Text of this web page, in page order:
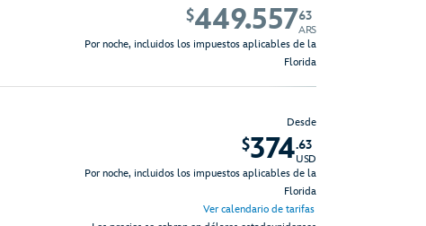
$449.55763
ARS
Por noche, incluidos los impuestos aplicables de la
Florida
Desde
$374.63
USD
Por noche, incluidos los impuestos aplicables de la
Florida
Ver calendario de tarifas